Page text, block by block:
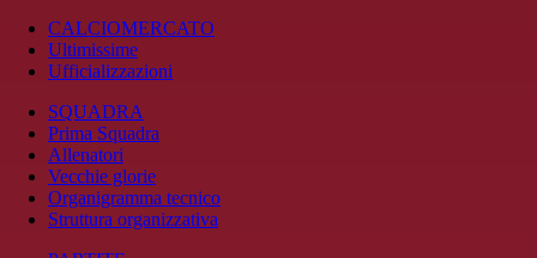
CALCIOMERCATO
Ultimissime
Ufficializzazioni
SQUADRA
Prima Squadra
Allenatori
Vecchie glorie
Organigramma tecnico
Struttura organizzativa